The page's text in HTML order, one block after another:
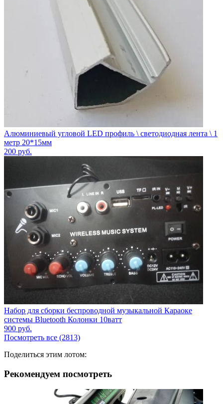
Алюминиевый угловой LED профиль \ светодиодная лента \ 1
метр 20*15мм
200 руб.
Набор для сборки беспроводной музыкальной Караоке
системы Bluetooth Колонки 10ватт
900 руб.
Посмотреть все (2813)
Поделиться этим лотом:
Рекомендуем посмотреть